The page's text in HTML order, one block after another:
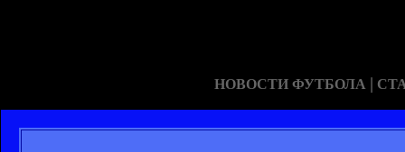
НОВОСТИ ФУТБОЛА |